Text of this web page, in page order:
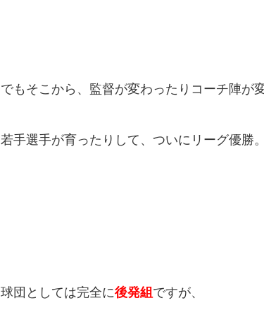
でもそこから、監督が変わったりコーチ陣が
若手選手が育ったりして、ついにリーグ優勝。
球団としては完全に後発組 ですが、